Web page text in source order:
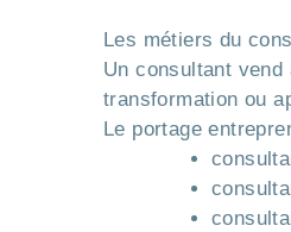
Les métiers du
Un consultant
transformation ou
Le portage